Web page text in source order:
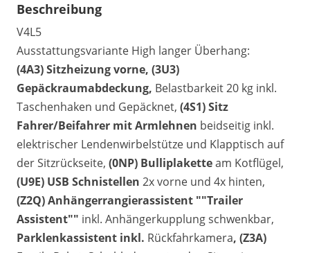
Beschreibung
V4L5
Ausstattungsvariante High langer Überhang:
(4A3) Sitzheizung vorne, (3U3)
Gepäckraumabdeckung, Belastbarkeit 20 kg inkl.
Taschenhaken und Gepäcknet, (4S1) Sitz
Fahrer/Beifahrer mit Armlehnen beidseitig inkl.
elektrischer Lendenwirbelstütze und Klapptisch auf
der Sitzrückseite, (0NP) Bulliplaketteam Kotflügel,
(U9E) USB Schnistellen 2x vorne und 4x hinten,
(Z2Q) Anhängerrangierassistent ""Trailer
Assistent"" inkl. Anhängerkupplung schwenkbar,
Parklenkassistent inkl. Rückfahrkamera, (Z3A)